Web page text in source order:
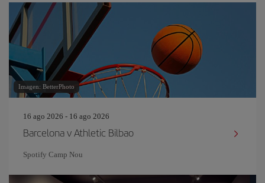
Imagen: BetterPhoto
16 ago 2026 - 16 ago 2026
Barcelona v Athletic Bilbao
Spotify Camp Nou